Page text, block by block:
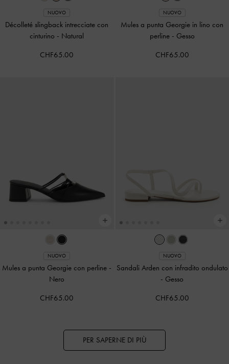
NUOVO
Décolleté slingback intrecciate con
cinturino - Natural
CHF65.00
NUOVO
Mules a punta Georgie in lino con
perline - Gesso
CHF65.00
NUOVO
Mules a punta Georgie con perline -
Nero
CHF65.00
NUOVO
Sandali Arden con infradito ondulato
- Gesso
CHF65.00
PER SAPERNE DI PIÙ